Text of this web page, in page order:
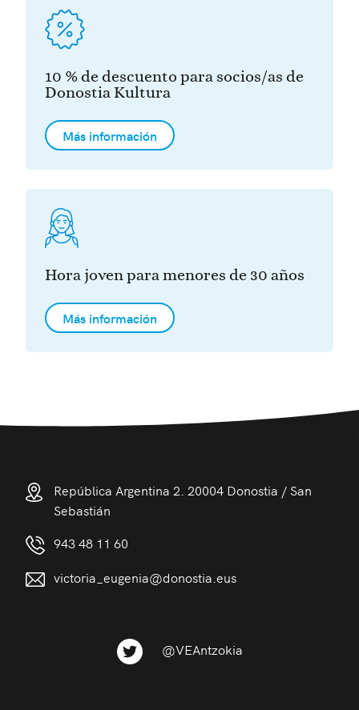
10 % de descuento para socios/as de
Donostia Kultura
Más información
Hora joven para menores de 30 años
Más información
República Argentina 2. 20004 Donostia / San
Sebastián
943 48 11 60
victoria_eugenia@donostia.eus
@VEAntzokia